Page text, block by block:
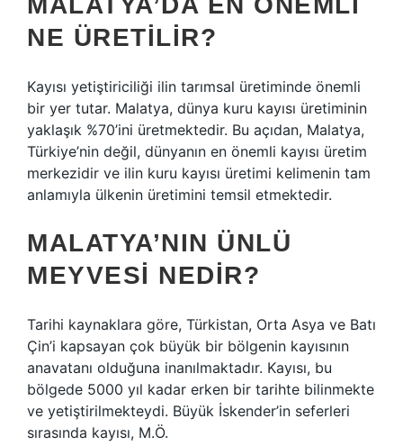
NE ÜRETILIR?
Kayısı yetiştiriciliği ilin tarımsal üretiminde önemli
bir yer tutar. Malatya, dünya kuru kayısı üretiminin
yaklaşık %70’ini üretmektedir. Bu açıdan, Malatya,
Türkiye’nin değil, dünyanın en önemli kayısı üretim
merkezidir ve ilin kuru kayısı üretimi kelimenin tam
anlamıyla ülkenin üretimini temsil etmektedir.
MALATYA’NIN ÜNLÜ
MEYVESI NEDIR?
Tarihi kaynaklara göre, Türkistan, Orta Asya ve Batı
Çin’i kapsayan çok büyük bir bölgenin kayısının
anavatanı olduğuna inanılmaktadır. Kayısı, bu
bölgede 5000 yıl kadar erken bir tarihte bilinmekte
ve yetiştirilmekteydi. Büyük İskender’in seferleri
sırasında kayısı, M.Ö.